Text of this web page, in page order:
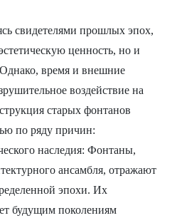
свидетелями прошлых эпох,
ценность, но и
время и внешние
воздействие на
старых фонтанов
по ряду причин:
наследия: Фонтаны,
ансамбля, отражают
эпохи. Их
будущим поколениям